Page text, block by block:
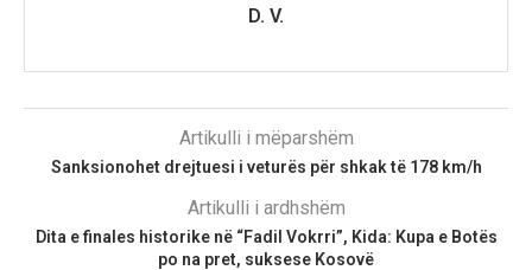
D. V.
Artikulli i mëparshëm
Sanksionohet drejtuesi i veturës për shkak të 178 km/h
Artikulli i ardhshëm
Dita e finales historike në “Fadil Vokrri”, Kida: Kupa e Botës
po na pret, suksese Kosovë